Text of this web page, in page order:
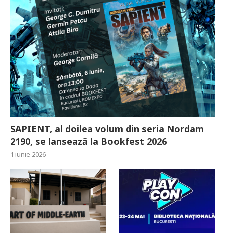
SAPIENT, al doilea volum din seria Nordam
2190, se lansează la Bookfest 2026
1 iunie 2026